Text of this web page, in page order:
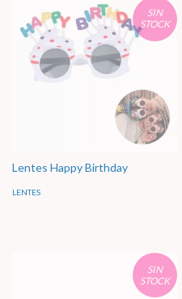
SIN
STOCK
Lentes Happy Birthday
LENTES
SIN
STOCK